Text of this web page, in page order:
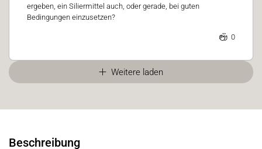
ergeben, ein Siliermittel auch, oder gerade, bei guten
Bedingungen einzusetzen?
0
Weitere laden
Beschreibung